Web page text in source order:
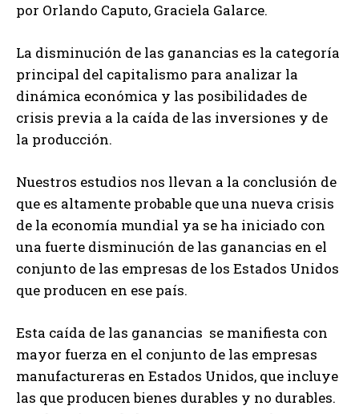
por Orlando Caputo, Graciela Galarce.
La disminución de las ganancias es la categoría
principal del capitalismo para analizar la
dinámica económica y las posibilidades de
crisis previa a la caída de las inversiones y de
la producción.
Nuestros estudios nos llevan a la conclusión de
que es altamente probable que una nueva crisis
de la economía mundial ya se ha iniciado con
una fuerte disminución de las ganancias en el
conjunto de las empresas de los Estados Unidos
que producen en ese país.
Esta caída de las ganancias se manifiesta con
mayor fuerza en el conjunto de las empresas
manufactureras en Estados Unidos, que incluye
las que producen bienes durables y no durables.